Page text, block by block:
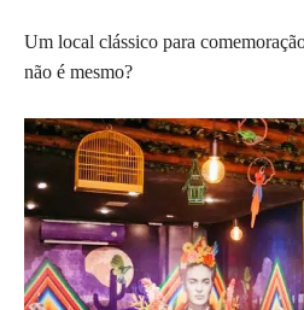
Um local clássico para
não é mesmo?